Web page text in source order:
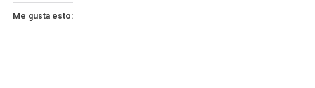
Me gusta esto: